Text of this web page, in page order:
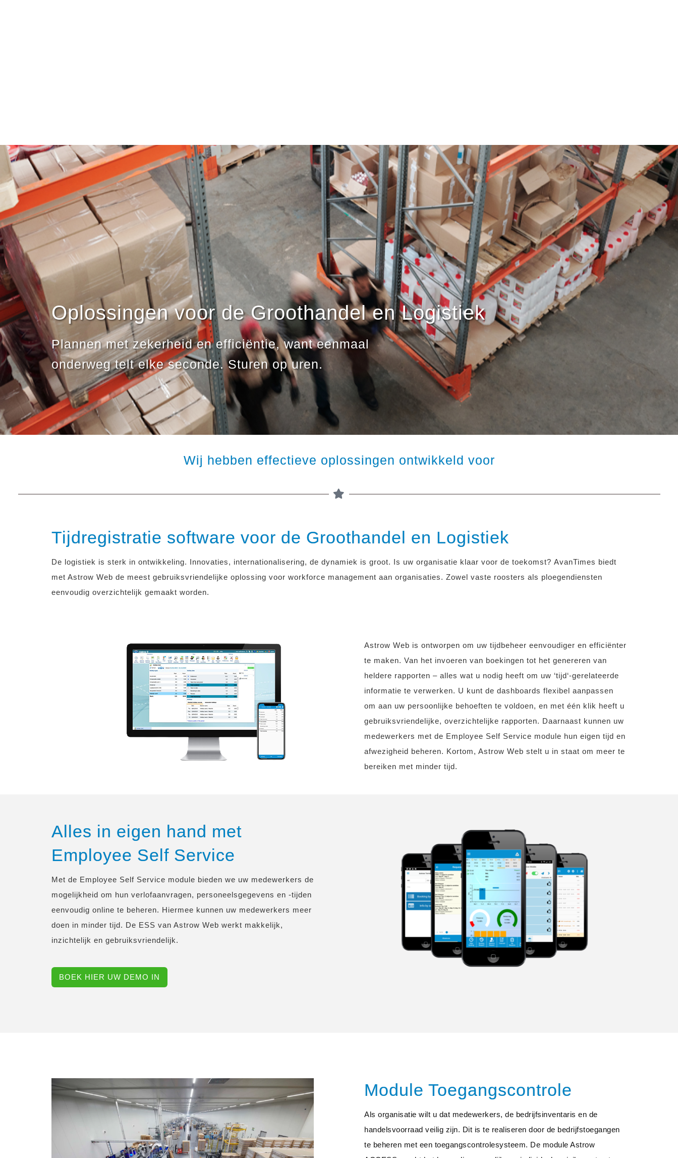
Oplossingen voor de Groothandel en Logistiek
Plannen met zekerheid en efficiëntie, want eenmaal
onderweg telt elke seconde. Sturen op uren.
Wij hebben effectieve oplossingen ontwikkeld voor
Tijdregistratie software voor de Groothandel en Logistiek
De logistiek is sterk in ontwikkeling. Innovaties, internationalisering, de dynamiek is groot. Is uw organisatie klaar voor de toekomst? AvanTimes biedt
met Astrow Web de meest gebruiksvriendelijke oplossing voor workforce management aan organisaties. Zowel vaste roosters als ploegendiensten
eenvoudig overzichtelijk gemaakt worden.
Astrow Web is ontworpen om uw tijdbeheer eenvoudiger en efficiënter
te maken. Van het invoeren van boekingen tot het genereren van
heldere rapporten – alles wat u nodig heeft om uw ‘tijd‘-gerelateerde
informatie te verwerken. U kunt de dashboards flexibel aanpassen
om aan uw persoonlijke behoeften te voldoen, en met één klik heeft u
gebruiksvriendelijke, overzichtelijke rapporten. Daarnaast kunnen uw
medewerkers met de Employee Self Service module hun eigen tijd en
afwezigheid beheren. Kortom, Astrow Web stelt u in staat om meer te
bereiken met minder tijd.
Alles in eigen hand met
Employee Self Service
Met de Employee Self Service module bieden we uw medewerkers de
mogelijkheid om hun verlofaanvragen, personeelsgegevens en -tijden
eenvoudig online te beheren. Hiermee kunnen uw medewerkers meer
doen in minder tijd. De ESS van Astrow Web werkt makkelijk,
inzichtelijk en gebruiksvriendelijk.
BOEK HIER UW DEMO IN
Module Toegangscontrole
Als organisatie wilt u dat medewerkers, de bedrijfsinventaris en de
handelsvoorraad veilig zijn. Dit is te realiseren door de bedrijfstoegangen
te beheren met een toegangscontrolesysteem. De module Astrow